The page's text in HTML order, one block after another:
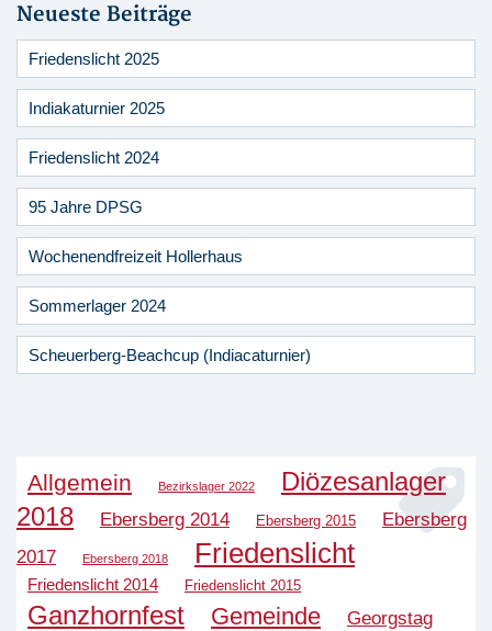
Neueste Beiträge
Friedenslicht 2025
Indiakaturnier 2025
Friedenslicht 2024
95 Jahre DPSG
Wochenendfreizeit Hollerhaus
Sommerlager 2024
Scheuerberg-Beachcup (Indiacaturnier)
Allgemein Bezirkslager 2022
Diözesanlager
2018
Ebersberg 2014 Ebersberg 2015
Ebersberg
2017
Ebersberg 2018 Friedenslicht
Friedenslicht 2014 Friedenslicht 2015
Ganzhornfest Gemeinde Georgstag